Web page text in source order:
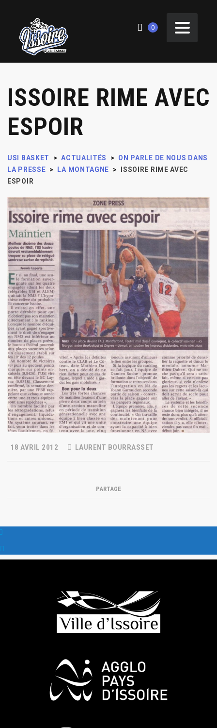
0
ISSOIRE RIME AVEC
ESPOIR
USI BASKET > ACTUALITÉS >
ON PARLE DE NOUS DANS
LA PRESSE > LA MONTAGNE >
ISSOIRE RIME AVEC
ESPOIR
18 AVRIL 2012 LAURENT BOURRASSET
PARTAGE